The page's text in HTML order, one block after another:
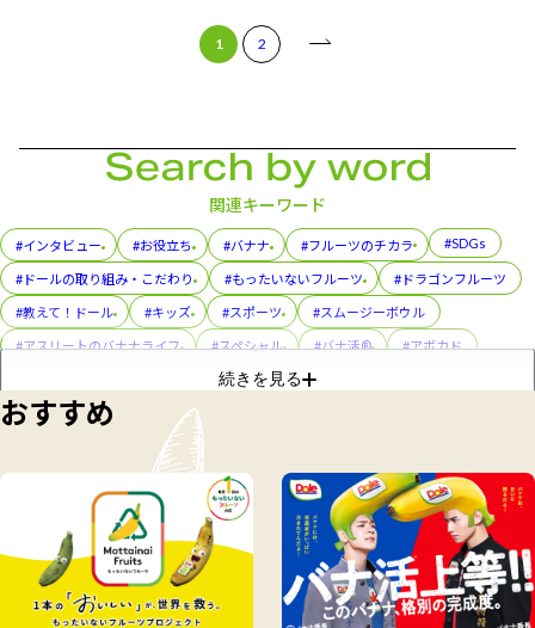
1 2
関連キーワード
#インタビュー #お役立ち #バナナ #フルーツのチカラ #SDGs
#ドールの取り組み・こだわり #もったいないフルーツ #ドラゴンフルーツ
#教えて！ドール #キッズ #スポーツ #スムージーボウル
#アスリートのバナナライフ #スペシャル #バナ活® #アボカド
#フルーツカップ
#コラボレーション #美容
#おやこでつくろう！スマイルおやつ
#親子（おやこ）でまなぶ！バナナのフシギ
#トリビア
続きを見る
おすすめ